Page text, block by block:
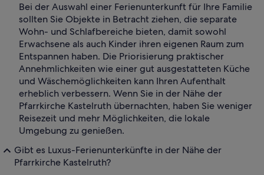
Bei der Auswahl einer Ferienunterkunft für Ihre Familie
sollten Sie Objekte in Betracht ziehen, die separate
Wohn- und Schlafbereiche bieten, damit sowohl
Erwachsene als auch Kinder ihren eigenen Raum zum
Entspannen haben. Die Priorisierung praktischer
Annehmlichkeiten wie einer gut ausgestatteten Küche
und Wäschemöglichkeiten kann Ihren Aufenthalt
erheblich verbessern. Wenn Sie in der Nähe der
Pfarrkirche Kastelruth übernachten, haben Sie weniger
Reisezeit und mehr Möglichkeiten, die lokale
Umgebung zu genießen.
Gibt es Luxus-Ferienunterkünfte in der Nähe der
Pfarrkirche Kastelruth?